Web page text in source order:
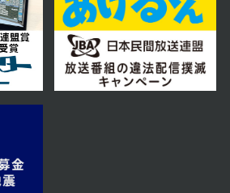
2025年11月29日 放送
11月29日【泊まってみたい！気に
なる２０２５ニューオープンホテル
SP】
ーメン２０２５冬】